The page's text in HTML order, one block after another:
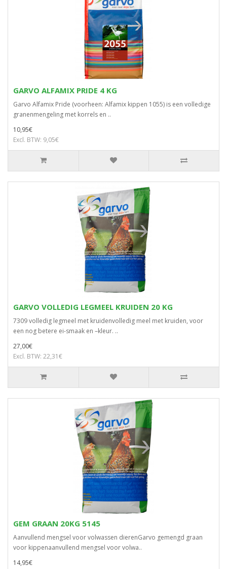
GARVO ALFAMIX PRIDE 4 KG
Garvo Alfamix Pride (voorheen: Alfamix kippen 1055) is een volledige
granenmengeling met korrels en ..
10,95€
Excl. BTW: 9,05€
GARVO VOLLEDIG LEGMEEL KRUIDEN 20 KG
7309 volledig legmeel met kruidenvolledig meel met kruiden, voor
een nog betere ei-smaak en –kleur. ..
27,00€
Excl. BTW: 22,31€
GEM GRAAN 20KG 5145
Aanvullend mengsel voor volwassen dierenGarvo gemengd graan
voor kippenaanvullend mengsel voor volwa..
14,95€